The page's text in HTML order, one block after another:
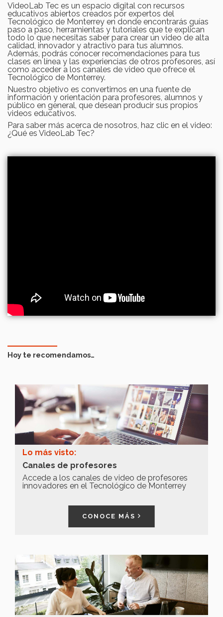
VideoLab Tec es un espacio digital con recursos
educativos abiertos creados por expertos del
Tecnológico de Monterrey en donde encontrarás guías
paso a paso, herramientas y tutoriales que te explican
todo lo que necesitas saber para crear un video de alta
calidad, innovador y atractivo para tus alumnos.
Además, podrás conocer recomendaciones para tus
clases en línea y las experiencias de otros profesores, así
como acceder a los canales de video que ofrece el
Tecnológico de Monterrey.
Nuestro objetivo es convertirnos en una fuente de
información y orientación para profesores, alumnos y
público en general, que desean producir sus propios
videos educativos.
Para saber más acerca de nosotros, haz clic en el video:
¿Qué es VideoLab Tec?
Hoy te recomendamos…
Lo más visto:
Canales de profesores
Accede a los canales de video de profesores
innovadores en el Tecnológico de Monterrey
CONOCE MÁS